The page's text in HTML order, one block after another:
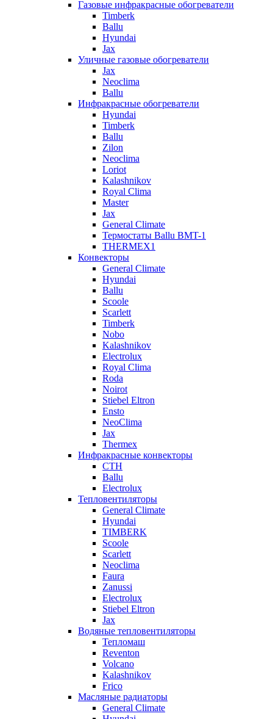
Газовые инфракрасные обогреватели
Timberk
Ballu
Hyundai
Jax
Уличные газовые обогреватели
Jax
Neoclima
Ballu
Инфракрасные обогреватели
Hyundai
Timberk
Ballu
Zilon
Neoclima
Loriot
Kalashnikov
Royal Clima
Master
Jax
General Climate
Термостаты Ballu BMT-1
THERMEX1
Конвекторы
General Climate
Hyundai
Ballu
Scoole
Scarlett
Timberk
Nobo
Kalashnikov
Electrolux
Royal Clima
Roda
Noirot
Stiebel Eltron
Ensto
NeoClima
Jax
Thermex
Инфракрасные конвекторы
CTH
Ballu
Electrolux
Тепловентиляторы
General Climate
Hyundai
TIMBERK
Scoole
Scarlett
Neoclima
Faura
Zanussi
Electrolux
Stiebel Eltron
Jax
Водяные тепловентиляторы
Тепломаш
Reventon
Volcano
Kalashnikov
Frico
Масляные радиаторы
General Climate